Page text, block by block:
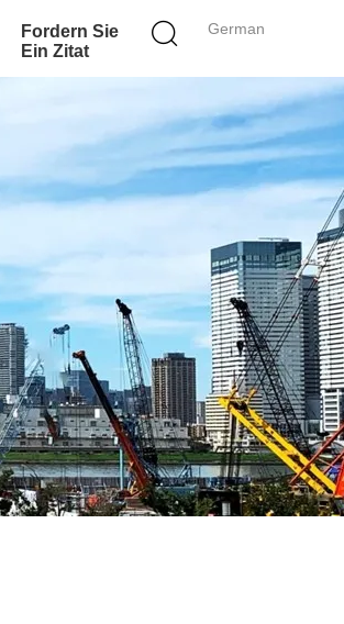
German
Fordern Sie
Ein Zitat